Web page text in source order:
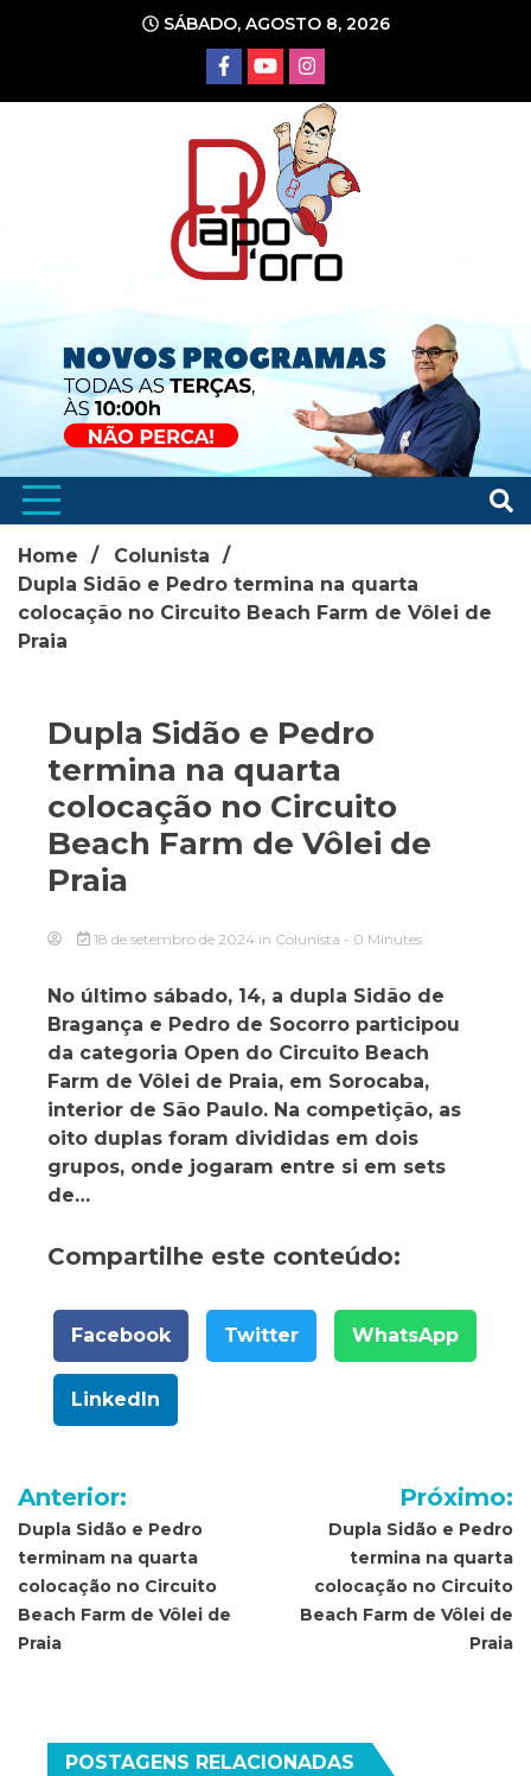
conteúdo
SÁBADO, AGOSTO 8, 2026
Home
Colunista
Dupla Sidão e Pedro termina na quarta
colocação no Circuito Beach Farm de Vôlei de
Praia
Dupla Sidão e Pedro
termina na quarta
colocação no Circuito
Beach Farm de Vôlei de
Praia
18 de setembro de 2024 in Colunista - 0 Minutes
No último sábado, 14, a dupla Sidão de
Bragança e Pedro de Socorro participou
da categoria Open do Circuito Beach
Farm de Vôlei de Praia, em Sorocaba,
interior de São Paulo. Na competição, as
oito duplas foram divididas em dois
grupos, onde jogaram entre si em sets
de…
Compartilhe este conteúdo:
Facebook Twitter WhatsApp
LinkedIn
Navegação
de
Post
Anterior:
Dupla Sidão e Pedro
terminam na quarta
colocação no Circuito
Beach Farm de Vôlei de
Praia
Próximo:
Dupla Sidão e Pedro
termina na quarta
colocação no Circuito
Beach Farm de Vôlei de
Praia
POSTAGENS RELACIONADAS